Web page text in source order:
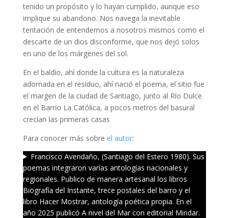
tenido un propósito y lo hayan cumplido, aunque eso
implique su abandono. Nos navega la inevitable
tentación de entendernos a nosotros mismos como el
descarte de un dios disconforme, que nos dejó solos
en uno de los márgenes del sol.
En el baldío, ahí donde la cultura es la naturaleza
adornada en el residuo, ahí nació el poema, el sitio fue
el margen de la ciudad de Santiago, junto al Río Dulce
en el Barrio La Católica, a pocos metros del basural
crecían las primeras casas
Para conocer más sobre el autor:
Francisco Avendaño, (Santiago del Estero 1980). Sus
poemas integraron varías antologías nacionales y
regionales. Publico de manera artesanal los libros
Biografía del Instante, trece postales del barro y el
libro Hacer Mostrar, antología poética propia. En el
año 2025 publicó A nivel del Mar con editorial Mindar.